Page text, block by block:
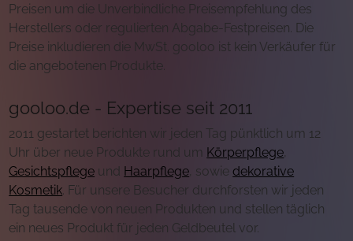
Preisen um die Unverbindliche Preisempfehlung des
Herstellers oder regulierten Abgabe-Festpreisen. Die
Preise inkludieren die MwSt. gooloo ist kein Verkäufer für
die angebotenen Produkte.
gooloo.de - Expertise seit 2011
2011 gestartet berichten wir jeden Tag pünktlich um 12
Uhr über neue Produkte rund um Körperpflege,
Gesichtspflege und Haarpflege , sowie dekorative
Kosmetik . Für unsere Besucher durchforsten wir jeden
Tag tausende von neuen Produkten und stellen täglich
ein neues Produkt für jeden Geldbeutel vor.